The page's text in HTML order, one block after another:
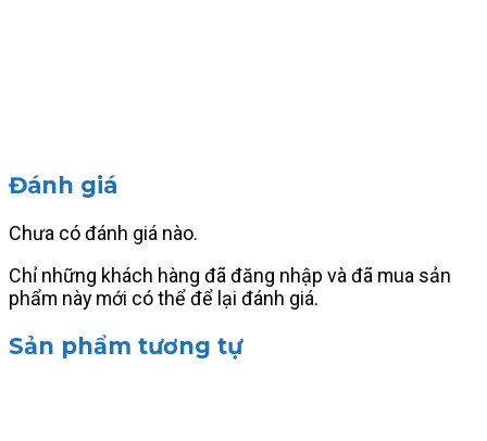
Đánh giá
Chưa có đánh giá nào.
Chỉ những khách hàng đã đăng nhập và đã mua sản
phẩm này mới có thể để lại đánh giá.
Sản phẩm tương tự